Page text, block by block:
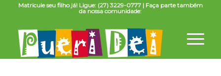
Matricule seu filho já! Ligue: (27) 3229-0777 | Faça parte também
da nossa comunidade: